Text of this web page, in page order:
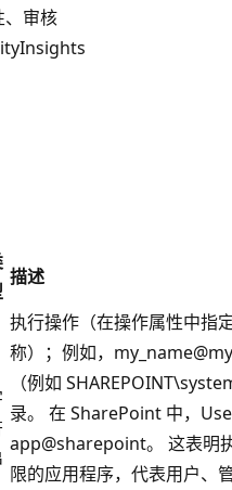
、审核
描述
执行操作（在操作属性中指
称）；例如，
（例如
录。 在 SharePoint 中，
app@sharepoint。 这表明
限的应用程序，代表用户、